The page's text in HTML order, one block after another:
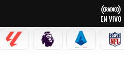
EN VIVO
LEAGUE
LALIGA PREMIER LEAGUE
SERIE A NFL